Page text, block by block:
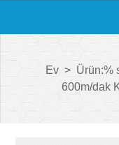
Ev > Ürün:%
600m/dak